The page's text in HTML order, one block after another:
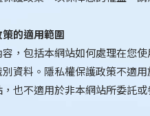
的適用範圍
，包括本網站如何處理在您
資料。隱私權保護政策不適
也不適用於非本網站所委託